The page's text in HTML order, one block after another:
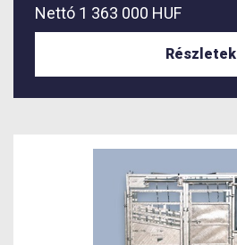
Nettó 1 363 000 HUF
Részletek